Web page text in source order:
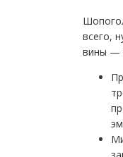
всего,
вины —